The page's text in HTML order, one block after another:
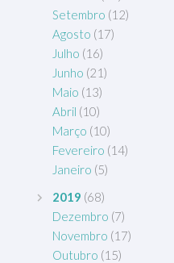
Setembro (12)
Agosto (17)
Julho (16)
Junho (21)
Maio (13)
Abril (10)
Março (10)
Fevereiro (14)
Janeiro (5)
2019 (68)
Dezembro (7)
Novembro (17)
Outubro (15)